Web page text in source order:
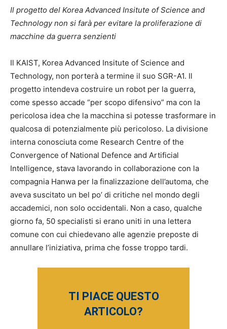
Il progetto del Korea Advanced Insitute of Science and
Technology non si farà per evitare la proliferazione di
macchine da guerra senzienti
Il KAIST, Korea Advanced Insitute of Science and
Technology, non porterà a termine il suo SGR-A1. Il
progetto intendeva costruire un robot per la guerra,
come spesso accade “per scopo difensivo” ma con la
pericolosa idea che la macchina si potesse trasformare in
qualcosa di potenzialmente più pericoloso. La divisione
interna conosciuta come Research Centre of the
Convergence of National Defence and Artificial
Intelligence, stava lavorando in collaborazione con la
compagnia Hanwa per la finalizzazione dell’automa, che
aveva suscitato un bel po’ di critiche nel mondo degli
accademici, non solo occidentali. Non a caso, qualche
giorno fa, 50 specialisti si erano uniti in una lettera
comune con cui chiedevano alle agenzie preposte di
annullare l’iniziativa, prima che fosse troppo tardi.
TI PIACE QUESTO
ARTICOLO?